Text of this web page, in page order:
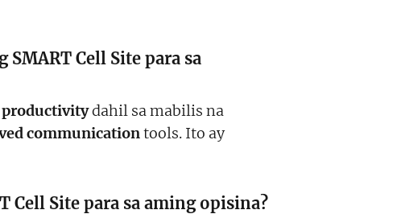
Cell Site para sa
productivitydahil sa mabilis na
communicationtools. Ito ay
Cell Site para sa aming opisina?